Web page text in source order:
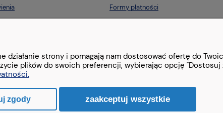
Formy płatności
strony i pomagają nam dostosować ofertę do
plików do swoich preferencji, wybierając opcję "Dostosuj
zgody zaakceptuj wszystkie